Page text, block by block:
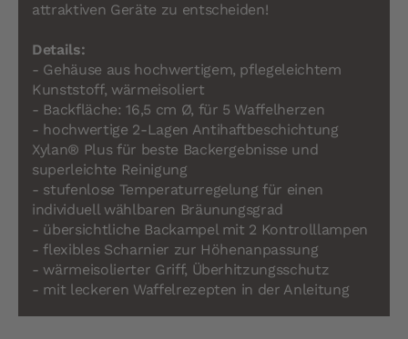
attraktiven Geräte zu entscheiden!
Details:
- Gehäuse aus hochwertigem, pflegeleichtem
Kunststoff, wärmeisoliert
- Backfläche: 16,5 cm Ø, für 5 Waffelherzen
- hochwertige 2-Lagen Antihaftbeschichtung
Xylan® Plus für beste Backergebnisse und
superleichte Reinigung
- stufenlose Temperaturregelung für einen
individuell wählbaren Bräunungsgrad
- übersichtliche Backampel mit 2 Kontrolllampen
- flexibles Scharnier zur Höhenanpassung
- wärmeisolierter Griff, Überhitzungsschutz
- mit leckeren Waffelrezepten in der Anleitung